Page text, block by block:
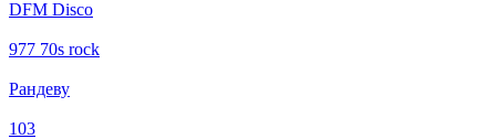
DFM Disco
977 70s rock
Рандеву
103